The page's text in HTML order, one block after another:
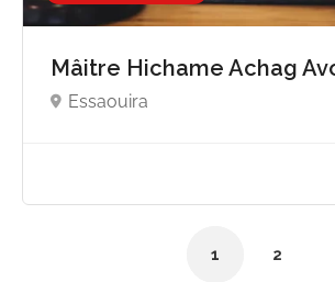
Mâitre Hichame Achag
Essaouira
1 2